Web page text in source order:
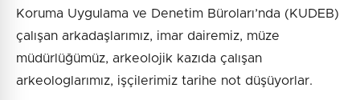
Koruma Uygulama ve Denetim Büroları’nda (KUDEB)
çalışan arkadaşlarımız, imar dairemiz, müze
müdürlüğümüz, arkeolojik kazıda çalışan
arkeologlarımız, işçilerimiz tarihe not düşüyorlar.